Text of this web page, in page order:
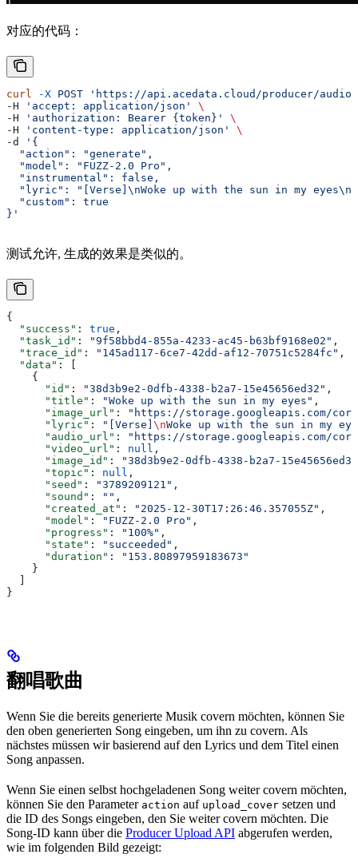
对应的代码：
curl -X POST 'https://api.acedata.cloud/producer/
-H
'accept: application/json'
\
-H
'authorization: Bearer {token}'
\
-H
'content-type: application/json'
\
-d
'{
  "action": "generate",
  "model": "FUZZ-2.0 Pro",
  "instrumental": false,
"lyric": "[Verse]\nWoke up with the sun in my
  "custom": true
}'
测试允许, 生成的效果是类似的。
{
  "success"
: true ,
  "task_id"
: "9f58bbd4-855a-4233-ac45-b63bf9168e02" ,
  "trace_id"
: "145ad117-6ce7-42dd-af12-70751c5284fc" ,
  "data"
: [
    {
      "id"
: "38d3b9e2-0dfb-4338-b2a7-15e45656ed32" ,
      "title"
: "Woke up with the sun in my eyes" ,
      "image_url"
:
"https://storage.googleapis.com/
      "lyric"
: "[Verse] \nWoke up with the sun in my
      "audio_url"
:
"https://storage.googleapis.com/
      "video_url"
: null ,
      "image_id"
:
"38d3b9e2-0dfb-4338-b2a7-
      "topic"
: null ,
      "seed"
: "3789209121" ,
      "sound"
: "" ,
      "created_at"
: "2025-12-30T17:26:46.357055Z" ,
      "model"
: "FUZZ-2.0 Pro" ,
      "progress"
: "100%" ,
      "state"
: "succeeded" ,
      "duration"
:
"153.80897959183673"
    }
}
翻唱歌曲
Wenn Sie die bereits generierte Musik covern möchten, können Sie
den oben generierten Song eingeben, um ihn zu covern. Als
nächstes müssen wir basierend auf den Lyrics und dem Titel einen
Song anpassen.
Wenn Sie einen selbst hochgeladenen Song weiter covern möchten,
können Sie den Parameter action auf upload_cover setzen und
die ID des Songs eingeben, den Sie weiter covern möchten. Die
Song-ID kann über die Producer Upload API abgerufen werden,
wie im folgenden Bild gezeigt: